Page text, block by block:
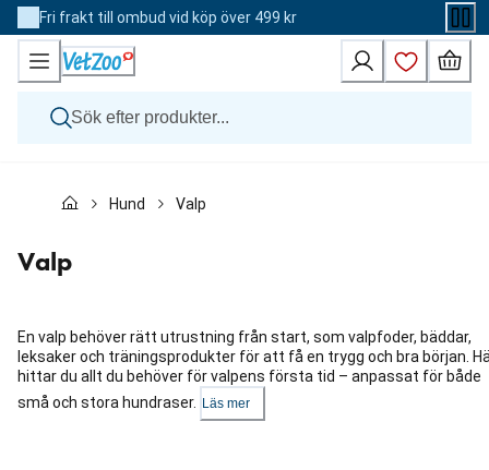
Skip
to
Content
Fri frakt till ombud vid köp över 499 kr
Katt
Veterinärfoder
Varumärken
Hund Valp
Valp
En valp behöver rätt utrustning från start, som valpfoder, bäddar,
leksaker och träningsprodukter för att få en trygg och bra början.
hittar du allt du behöver för valpens första tid – anpassat för både
små och stora hundraser.
Läs mer
Hoppa